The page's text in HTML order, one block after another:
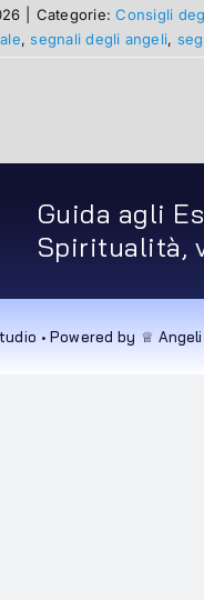
Categorie:Consigli
,segnali degli angeli,
Guida agli
Spiritualità,
• Powered by ♕